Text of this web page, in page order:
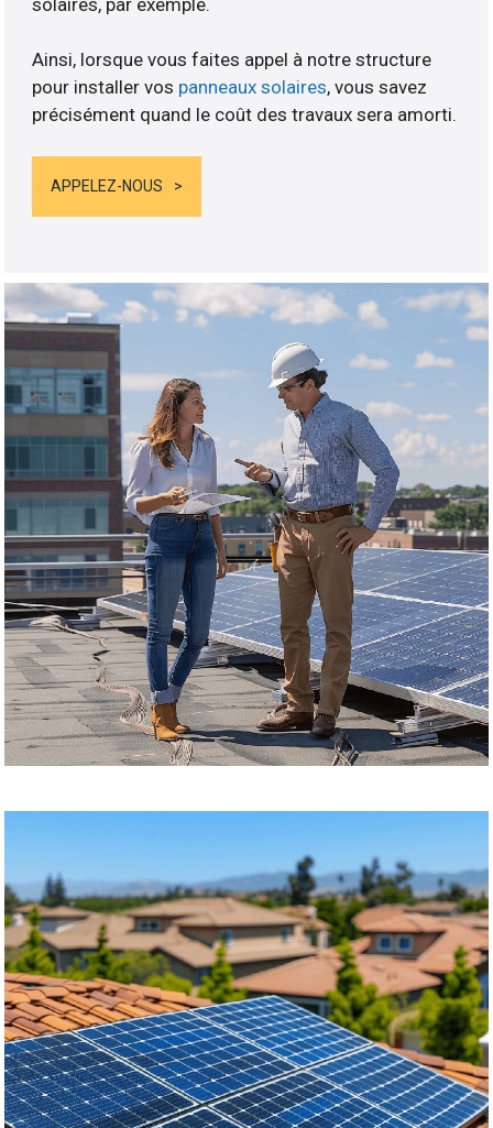
Ainsi, lorsque vous faites appel à notre structure
pour installer vos panneaux solaires, vous savez
précisément quand le coût des travaux sera amorti.
APPELEZ-NOUS